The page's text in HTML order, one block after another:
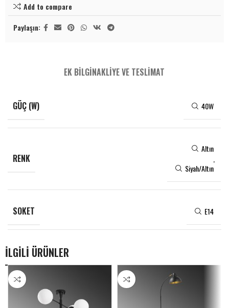
Add to compare
Paylaşın:
EK BILGINAKLIYE VE TESLIMAT
GÜÇ (W) 40W
RENK
Altın
,
Siyah/Altın
SOKET E14
İLGİLİ ÜRÜNLER